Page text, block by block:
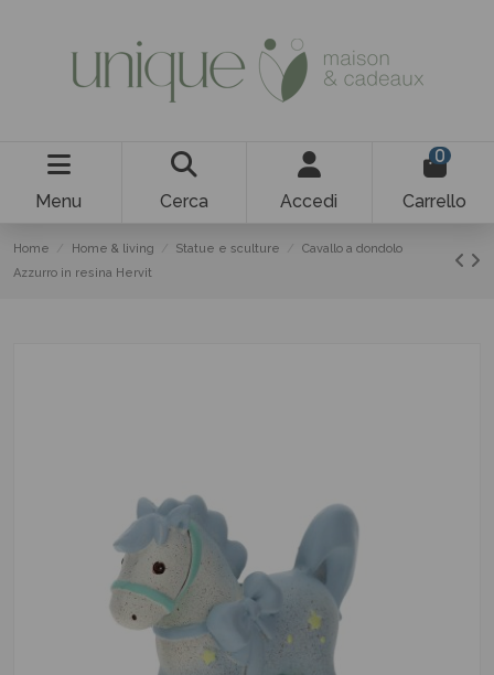
Menu Cerca Accedi
0
Carrello
Home Home & living Statue e sculture
Cavallo a dondolo
Azzurro in resina Hervit